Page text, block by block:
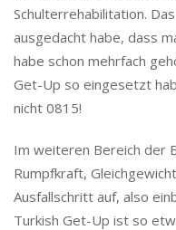
Schulterrehabilitation.
ausgedacht habe, dass
habe schon mehrfach
Get-Up so eingesetzt
nicht 0815!
Im weiteren Bereich der
Rumpfkraft,
Ausfallschritt auf, also
Turkish Get-Up ist so